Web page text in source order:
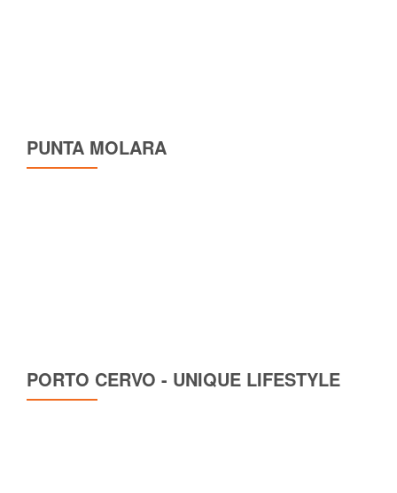
PUNTA MOLARA
PORTO CERVO - UNIQUE LIFESTYLE